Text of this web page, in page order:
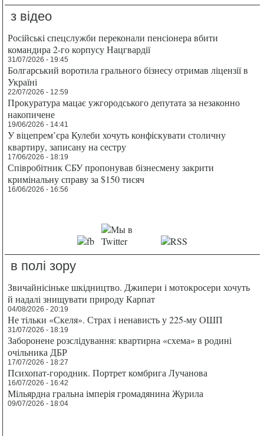
з відео
Російські спецслужби переконали пенсіонера вбити
командира 2-го корпусу Нацгвардії
31/07/2026 - 19:45
Болгарський воротила грального бізнесу отримав ліцензії в
Україні
22/07/2026 - 12:59
Прокуратура мацає ужгородського депутата за незаконно
накопичене
19/06/2026 - 14:41
У віцепрем’єра Кулеби хочуть конфіскувати столичну
квартиру, записану на сестру
17/06/2026 - 18:19
Співробітник СБУ пропонував бізнесмену закрити
кримінальну справу за $150 тисяч
16/06/2026 - 16:56
в полі зору
Звичайнісіньке шкідництво. Джипери і мотокросери хочуть
й надалі знищувати природу Карпат
04/08/2026 - 20:19
Не тільки «Скеля». Страх і ненависть у 225-му ОШП
31/07/2026 - 18:19
Заборонене розслідування: квартирна «схема» в родині
очільника ДБР
17/07/2026 - 18:27
Психопат-городник. Портрет комбрига Лучанова
16/07/2026 - 16:42
Мільярдна гральна імперія громадянина Журила
09/07/2026 - 18:04